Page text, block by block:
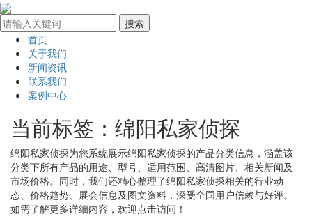
首页
关于我们
新闻资讯
联系我们
案例中心
当前标签： 绵阳私家侦探
绵阳私家侦探为您系统展示绵阳私家侦探的产品分类信息，涵盖该
分类下所有产品的用途、型号、适用范围、高清图片、相关新闻及
市场价格。同时，我们还精心整理了绵阳私家侦探相关的行业动
态、价格趋势、展会信息及图文资料，深受全国用户信赖与好评。
如需了解更多详细内容，欢迎点击访问！